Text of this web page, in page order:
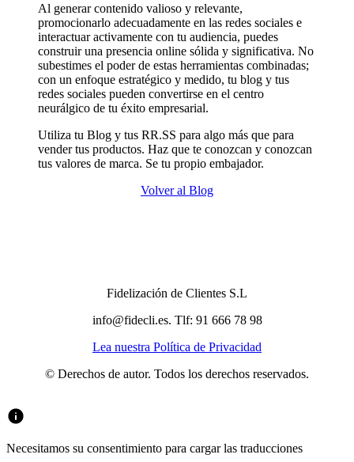
Al generar contenido valioso y relevante,
promocionarlo adecuadamente en las redes sociales e
interactuar activamente con tu audiencia, puedes
construir una presencia online sólida y significativa. No
subestimes el poder de estas herramientas combinadas;
con un enfoque estratégico y medido, tu blog y tus
redes sociales pueden convertirse en el centro
neurálgico de tu éxito empresarial.
Utiliza tu Blog y tus RR.SS para algo más que para
vender tus productos. Haz que te conozcan y conozcan
tus valores de marca. Se tu propio embajador.
Volver al Blog
Fidelización de Clientes S.L
info@fidecli.es. Tlf: 91 666 78 98
Lea nuestra Política de Privacidad
© Derechos de autor. Todos los derechos reservados.
Necesitamos su consentimiento para cargar las traducciones